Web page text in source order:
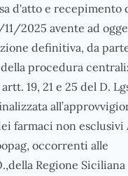
d'atto e recepimento
2025 avente ad
definitiva, da
della procedura
19, 21 e 25 del D.
farmaci non
occorrenti alle
Regione Siciliana